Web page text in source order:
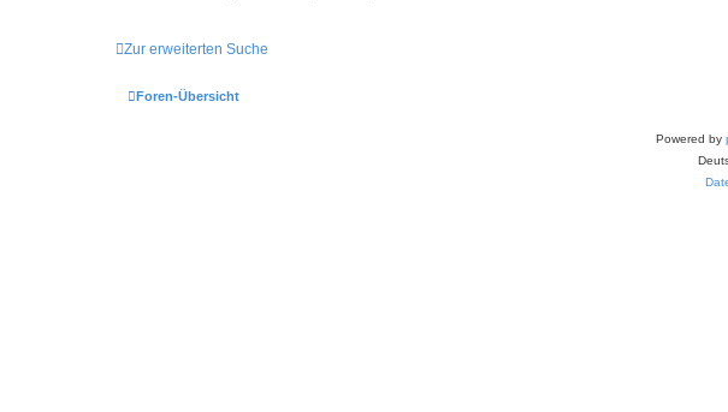
Zur erweiterten Suche
Foren-Übersicht
Powered by